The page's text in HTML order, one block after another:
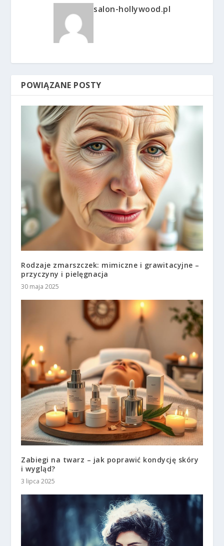
salon-hollywood.pl
POWIĄZANE POSTY
Rodzaje zmarszczek: mimiczne i grawitacyjne –
przyczyny i pielęgnacja
30 maja 2025
Zabiegi na twarz – jak poprawić kondycję skóry
i wygląd?
3 lipca 2025